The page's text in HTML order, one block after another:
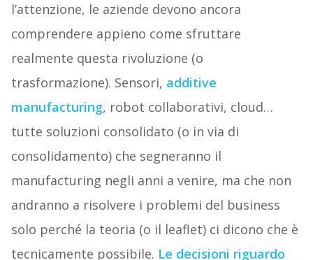
l’attenzione, le aziende devono ancora
comprendere appieno come sfruttare
realmente questa rivoluzione (o
trasformazione). Sensori, additive
manufacturing, robot collaborativi, cloud…
tutte soluzioni consolidato (o in via di
consolidamento) che segneranno il
manufacturing negli anni a venire, ma che non
andranno a risolvere i problemi del business
solo perché la teoria (o il leaflet) ci dicono che è
tecnicamente possibile. Le decisioni riguardo